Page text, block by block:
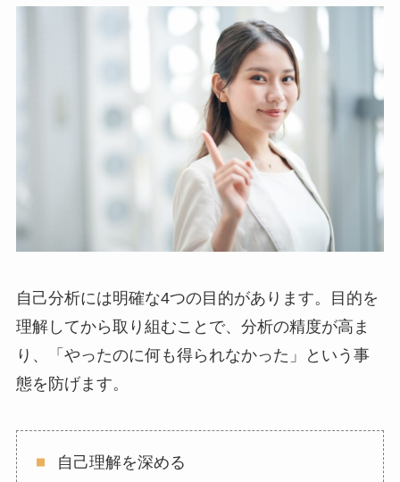
自己分析には明確な4つの目的があります。目的を
理解してから取り組むことで、分析の精度が高ま
り、「やったのに何も得られなかった」という事
態を防げます。
自己理解を深める